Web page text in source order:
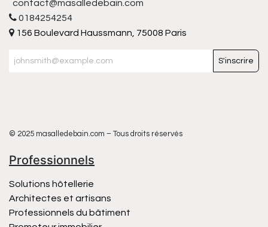
contact@masalledebain.com
0184254254
156 Boulevard Haussmann, 75008 Paris
S'inscrire
© 2025 masalledebain.com – Tous droits réservés
Professionnels
Solutions hôtellerie
Architectes et artisans
Professionnels du bâtiment